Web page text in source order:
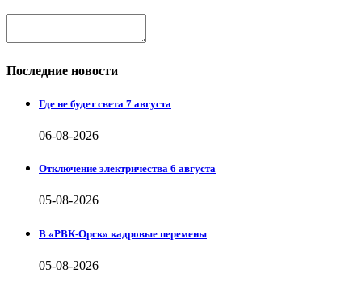
Последние новости
Где не будет света 7 августа
06-08-2026
Отключение электричества 6 августа
05-08-2026
В «РВК-Орск» кадровые перемены
05-08-2026